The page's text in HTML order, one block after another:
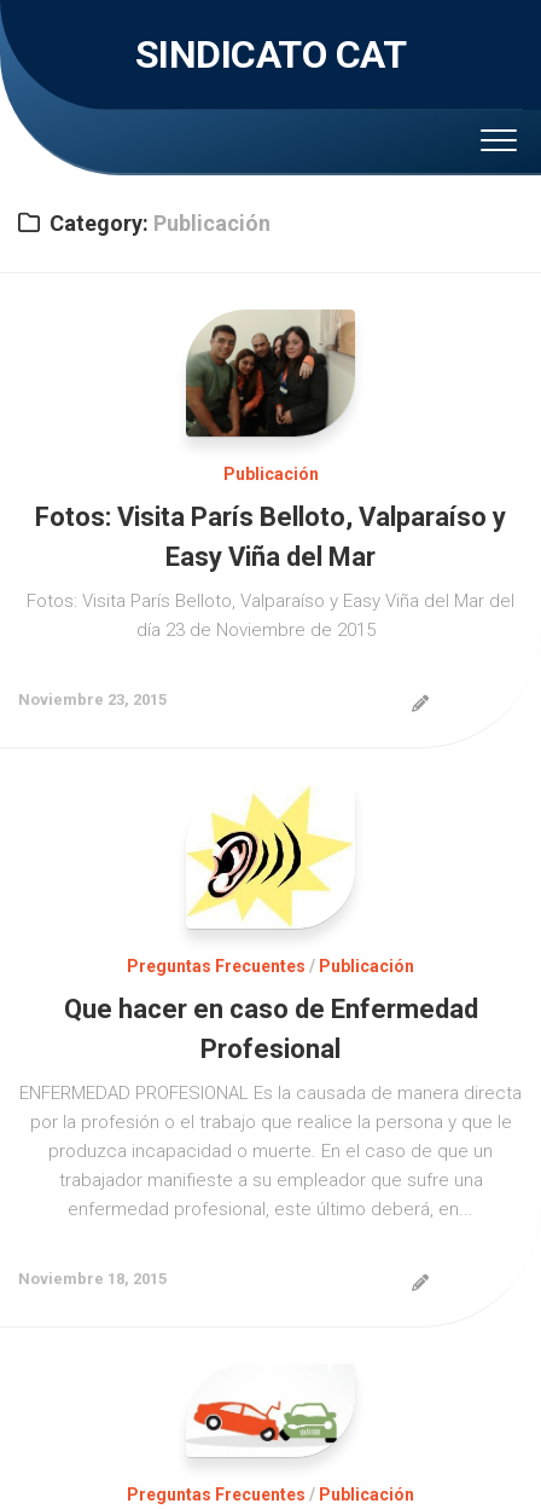
Skip
to
content
SINDICATO CAT
Category: Publicación
Publicación
Fotos: Visita París Belloto, Valparaíso y
Easy Viña del Mar
Fotos: Visita París Belloto, Valparaíso y Easy Viña del Mar del
día 23 de Noviembre de 2015
Noviembre 23, 2015
Preguntas Frecuentes / Publicación
Que hacer en caso de Enfermedad
Profesional
ENFERMEDAD PROFESIONAL Es la causada de manera directa
por la profesión o el trabajo que realice la persona y que le
produzca incapacidad o muerte. En el caso de que un
trabajador manifieste a su empleador que sufre una
enfermedad profesional, este último deberá, en...
Noviembre 18, 2015
Preguntas Frecuentes / Publicación